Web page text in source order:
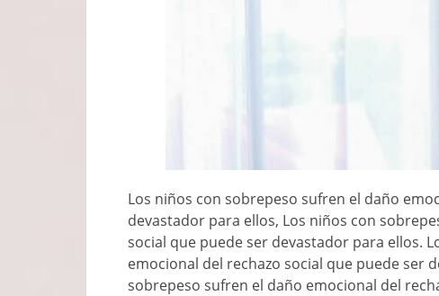
Los niños con sobrepeso sufren el daño
devastador para ellos, Los niños con
social que puede ser devastador para ellos.
emocional del rechazo social que puede ser
sobrepeso sufren el daño emocional del